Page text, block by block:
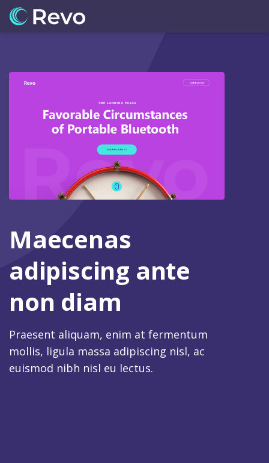
Maecenas
adipiscing ante
non diam
Praesent aliquam, enim at fermentum
mollis, ligula massa adipiscing nisl, ac
euismod nibh nisl eu lectus.